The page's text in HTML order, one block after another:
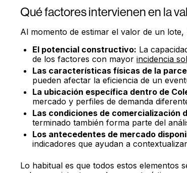
Qué factores intervienen en la
Al momento de estimar el valor de un
El potencial constructivo: La
de los factores con mayor incidencia
Las características físicas de la
pueden afectar la eficiencia de un
La ubicación específica dentro de
mercado y perfiles de demanda
Las condiciones de comercialización
terminado también forma parte del
Los antecedentes de mercado
indicadores que ayudan a
Lo habitual es que todos estos elementos